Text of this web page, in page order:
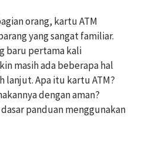
orang, kartu ATM
yang sangat familiar.
baru pertama kali
masih ada beberapa hal
lanjut. Apa itu kartu ATM?
dengan aman?
panduan menggunakan